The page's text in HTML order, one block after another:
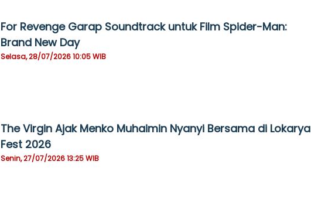
For Revenge Garap Soundtrack untuk Film Spider-Man:
Brand New Day
Selasa, 28/07/2026 10:05 WIB
The Virgin Ajak Menko Muhaimin Nyanyi Bersama di Lokarya
Fest 2026
Senin, 27/07/2026 13:25 WIB